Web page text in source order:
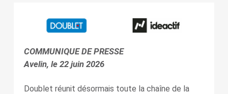
COMMUNIQUE DE PRESSE
Avelin, le 22 juin 2026
Doublet réunit désormais toute la chaîne de la